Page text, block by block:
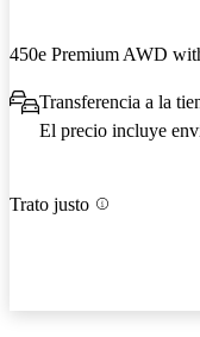
450e Premium AWD
Transferencia a la
El precio incluye
Trato justo